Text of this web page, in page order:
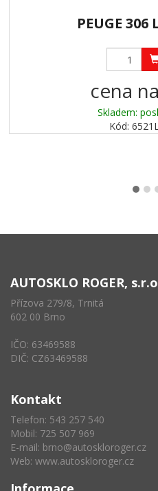
PEUGE 306
cena
Skladem:
Kód:
AUTOSKLO ROGER,
Přízova 279/8, Trnitá
602 00 Brno
IČO: 63469588
DIČ: CZ63469588
Kontakt
Telefon: 543 257 540
Mobil: 725 507 969
E-mail: brno@autoskloroger.cz
Web: www.autoskloroger.cz